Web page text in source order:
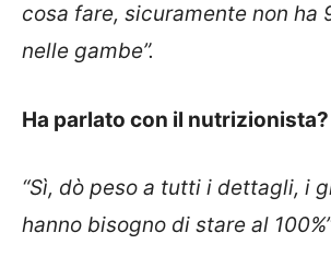
cosa fare, sicuramente non ha
nelle gambe”.
Ha parlato con il nutrizionista?
“Sì, dò peso a tutti i dettagli, i
hanno bisogno di stare al